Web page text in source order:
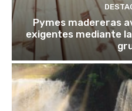
Pymes madereras
exigentes mediante